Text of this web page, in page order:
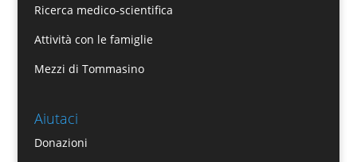
Ricerca medico-scientifica
Attività con le famiglie
Mezzi di Tommasino
Aiutaci
Donazioni